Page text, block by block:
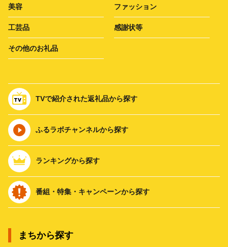
美容 ファッション
工芸品 感謝状等
その他のお礼品
TVで紹介された返礼品から探す
ふるラボチャンネルから探す
ランキングから探す
番組・特集・キャンペーンから探す
まちから探す